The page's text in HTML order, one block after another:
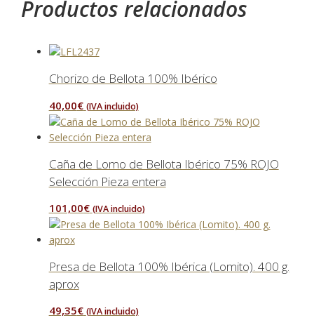
Productos relacionados
Chorizo de Bellota 100% Ibérico
40,00€ (IVA incluido)
Caña de Lomo de Bellota Ibérico 75% ROJO
Selección Pieza entera
101,00€ (IVA incluido)
Presa de Bellota 100% Ibérica (Lomito). 400 g.
aprox
49,35€ (IVA incluido)